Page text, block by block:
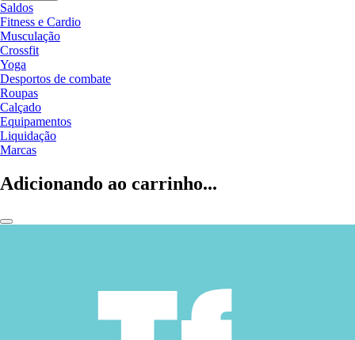
Saldos
Fitness e Cardio
Musculação
Crossfit
Yoga
Desportos de combate
Roupas
Calçado
Equipamentos
Liquidação
Marcas
Adicionando ao carrinho...